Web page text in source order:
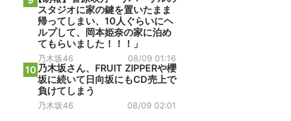
スタジオに家の鍵を置いたまま
帰ってしまい、10人ぐらいにヘ
ルプして、岡本姫奈の家に泊め
てもらいました！！！」
乃木坂46 08/09 01:16
10 乃木坂さん、FRUIT ZIPPERや櫻
坂に続いて日向坂にもCD売上で
負けてしまう
乃木坂46 08/09 02:01